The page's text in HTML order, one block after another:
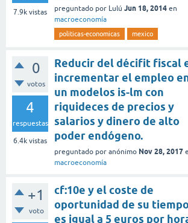
7.9k vistas preguntado por Lulú Jun 18, 2014 en
macroeconomía
politicas-economicas mexico
0
votos
4
respuestas
6.4k vistas
Reducir del décifit fiscal
incrementar el empleo
un modelos is-lm con
riquideces de precios y
salarios y dinero de alto
poder endógeno.
preguntado por anónimo Nov 28, 2017
macroeconomía
+1
voto
cf:10e y el coste de
oportunidad de su tiempo
es igual a 5 euros por